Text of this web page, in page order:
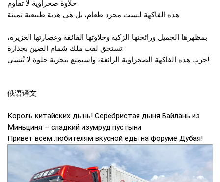
حلاوة صحراوية لا تقاوم
هذه الفاكهة ليست مجرد طعام، بل هي هدية طبيعية ثمينة.
بمظهرها الجميل ورائحتها الزكية وحلاوتها الفائقة وعصارتها الغزيرة،
تستحق لقب ملك شمام الصين بجدارة.
جرب هذه الفاكهة الصحراوية الرائعة، واستمتع بتجربة حلوة لا تُنسى!
俄语译文
Король китайских дынь! Серебристая дыня Байлань из
Миньциня – сладкий изумруд пустыни
Привет всем любителям вкусной еды на форуме Дубая!